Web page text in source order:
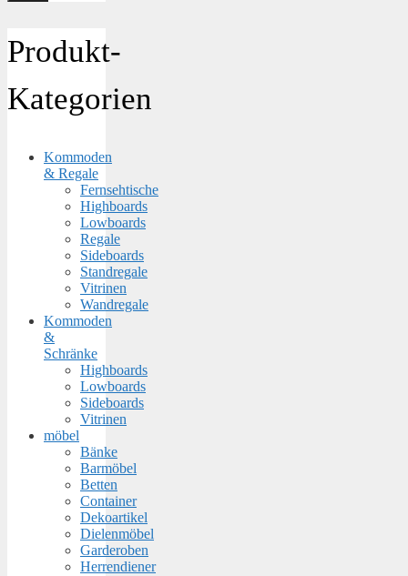
Produkt-
Kategorien
Kommoden
& Regale
Fernsehtische
Highboards
Lowboards
Regale
Sideboards
Standregale
Vitrinen
Wandregale
Kommoden
&
Schränke
Highboards
Lowboards
Sideboards
Vitrinen
möbel
Bänke
Barmöbel
Betten
Container
Dekoartikel
Dielenmöbel
Garderoben
Herrendiener